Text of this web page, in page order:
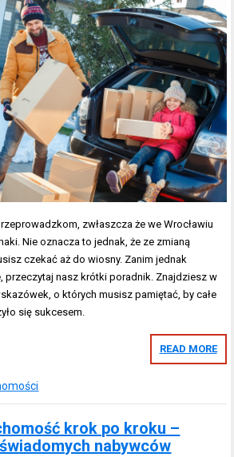
zwłaszcza że we Wrocławiu
Nie oznacza to jednak, że ze zmianą
czekać aż do wiosny. Zanim jednak
przeczytaj nasz krótki poradnik. Znajdziesz w
o których musisz pamiętać, by całe
się sukcesem.
READ MORE
krok po kroku –
nabywców